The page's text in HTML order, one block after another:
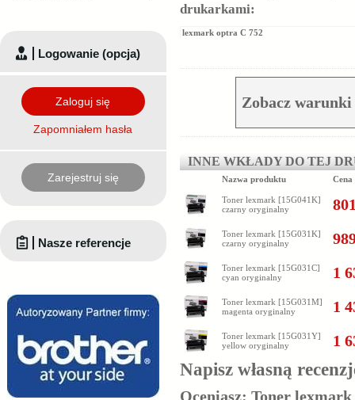
drukarkami:
lexmark optra C 752
Zobacz
INNE WKŁADY DO TEJ
Nazwa produktu Cena
Toner lexmark [15G041K]
czarny oryginalny
Toner lexmark [15G031K]
czarny oryginalny
Toner lexmark [15G031C]
cyan oryginalny
1
Toner lexmark [15G031M]
magenta oryginalny
1
Toner lexmark [15G031Y]
yellow oryginalny
1
Napisz własną
Oceniasz: Toner
Logowanie (opcja)
Zaloguj się
Zapomniałem hasła
Zarejestruj się
Nasze referencje